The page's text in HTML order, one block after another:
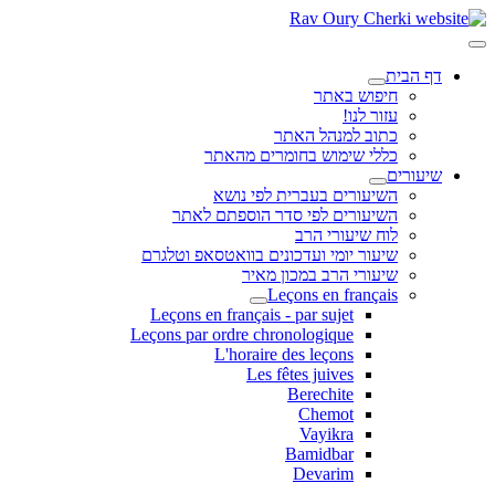
דף הבית
חיפוש באתר
עזור לנו!
כתוב למנהל האתר
כללי שימוש בחומרים מהאתר
שיעורים
השיעורים בעברית לפי נושא
השיעורים לפי סדר הוספתם לאתר
לוח שיעורי הרב
שיעור יומי ועדכונים בוואטסאפ וטלגרם
שיעורי הרב במכון מאיר
Leçons en français
Leçons en français - par sujet
Leçons par ordre chronologique
L'horaire des leçons
Les fêtes juives
Berechite
Chemot
Vayikra
Bamidbar
Devarim